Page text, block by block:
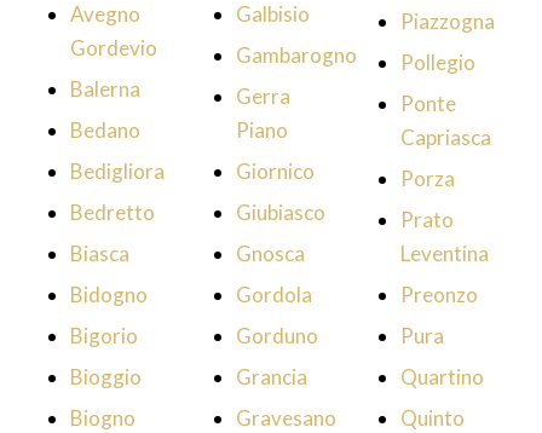
Avegno
Gordevio
Balerna
Bedano
Bedigliora
Bedretto
Biasca
Bidogno
Bigorio
Bioggio
Biogno
Galbisio
Gambarogno
Gerra
Piano
Giornico
Giubiasco
Gnosca
Gordola
Gorduno
Grancia
Gravesano
Piazzogna
Pollegio
Ponte
Capriasca
Porza
Prato
Leventina
Preonzo
Pura
Quartino
Quinto